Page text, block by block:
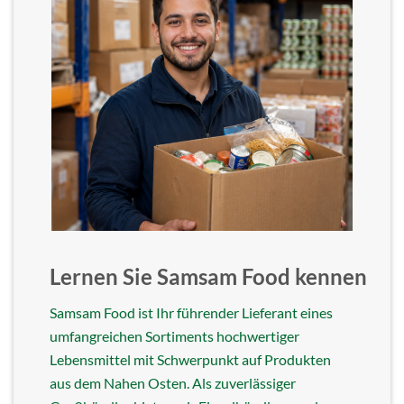
Lernen Sie Samsam Food kennen
Samsam Food ist Ihr führender Lieferant eines
umfangreichen Sortiments hochwertiger
Lebensmittel mit Schwerpunkt auf Produkten
aus dem Nahen Osten. Als zuverlässiger